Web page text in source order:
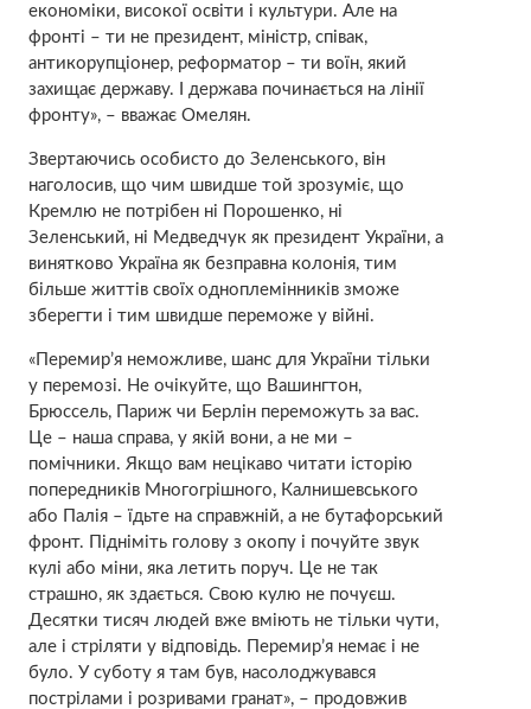
економіки, високої освіти і культури. Але на
фронті – ти не президент, міністр, співак,
антикорупціонер, реформатор – ти воїн, який
захищає державу. І держава починається на лінії
фронту», – вважає Омелян.
Звертаючись особисто до Зеленського, він
наголосив, що чим швидше той зрозуміє, що
Кремлю не потрібен ні Порошенко, ні
Зеленський, ні Медведчук як президент України, а
винятково Україна як безправна колонія, тим
більше життів своїх одноплемінників зможе
зберегти і тим швидше переможе у війні.
«Перемир’я неможливе, шанс для України тільки
у перемозі. Не очікуйте, що Вашингтон,
Брюссель, Париж чи Берлін переможуть за вас.
Це – наша справа, у якій вони, а не ми –
помічники. Якщо вам нецікаво читати історію
попередників Многогрішного, Калнишевського
або Палія – їдьте на справжній, а не бутафорський
фронт. Підніміть голову з окопу і почуйте звук
кулі або міни, яка летить поруч. Це не так
страшно, як здається. Свою кулю не почуєш.
Десятки тисяч людей вже вміють не тільки чути,
але і стріляти у відповідь. Перемир’я немає і не
було. У суботу я там був, насолоджувався
пострілами і розривами гранат», – продовжив